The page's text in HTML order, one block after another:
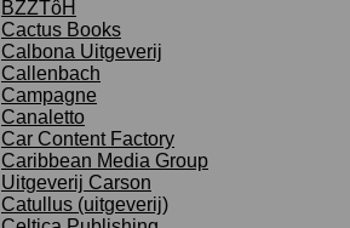
BZZTôH
Cactus Books
Calbona Uitgeverij
Callenbach
Campagne
Canaletto
Car Content Factory
Caribbean Media Group
Uitgeverij Carson
Catullus (uitgeverij)